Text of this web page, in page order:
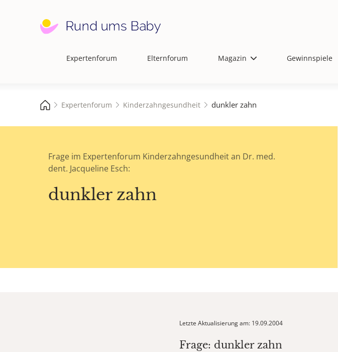
Hauptnavigation
Expertenforum Elternforum Magazin Gewinnspiele
Expertenforum Kinderzahngesundheit dunkler zahn
Frage im Expertenforum Kinderzahngesundheit an Dr. med.
dent. Jacqueline Esch:
dunkler zahn
Letzte Aktualisierung am: 19.09.2004
Frage: dunkler zahn